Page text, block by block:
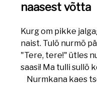
naasest võtta
Kurg om pikke
naist. Tulõ nurmõ
"Tere, tere!" ütles
saasi! Ma tulli sullõ
Nurmkana kaes